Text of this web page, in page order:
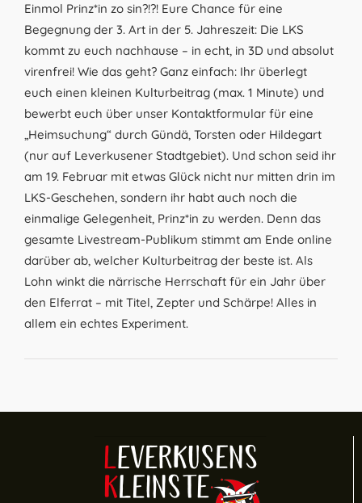
Einmol Prinz*in zo sin?!?! Eure Chance für eine
Begegnung der 3. Art in der 5. Jahreszeit: Die LKS
kommt zu euch nachhause – in echt, in 3D und absolut
virenfrei! Wie das geht? Ganz einfach: Ihr überlegt
euch einen kleinen Kulturbeitrag (max. 1 Minute) und
bewerbt euch über unser Kontaktformular für eine
„Heimsuchung“ durch Gündä, Torsten oder Hildegart
(nur auf Leverkusener Stadtgebiet). Und schon seid ihr
am 19. Februar mit etwas Glück nicht nur mitten drin im
LKS-Geschehen, sondern ihr habt auch noch die
einmalige Gelegenheit, Prinz*in zu werden. Denn das
gesamte Livestream-Publikum stimmt am Ende online
darüber ab, welcher Kulturbeitrag der beste ist. Als
Lohn winkt die närrische Herrschaft für ein Jahr über
den Elferrat – mit Titel, Zepter und Schärpe! Alles in
allem ein echtes Experiment.